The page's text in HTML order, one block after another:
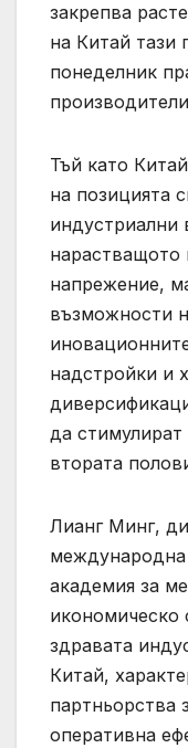
закрепва
на Китай тази
понеделник
Тъй като
на позицията
индустриални
нарастващото
напрежение,
възможности
надстройки и
да
втората
Лианг Минг,
международна
академия за
икономическо
здравата
Китай,
партньорства
оперативна